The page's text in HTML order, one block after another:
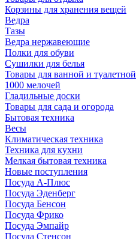
Корзины для хранения вещей
Ведра
Тазы
Ведра нержавеющие
Полки для обуви
Сушилки для белья
Товары для ванной и
1000 мелочей
Гладильные доски
Товары для сада и огорода
Бытовая техника
Весы
Климатическая техника
Техника для кухни
Мелкая бытовая техника
Новые поступления
Посуда А-Плюс
Посуда Эденберг
Посуда Бенсон
Посуда Фрико
Посуда Эмпайр
Посуда Стенсон